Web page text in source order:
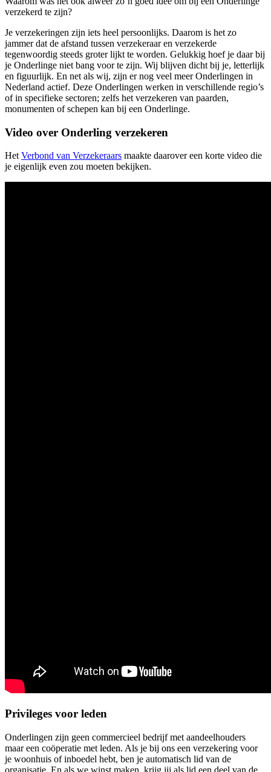
verzekerd te zijn?
Je verzekeringen zijn iets heel persoonlijks. Daarom is het zo
jammer dat de afstand tussen verzekeraar en verzekerde
tegenwoordig steeds groter lijkt te worden. Gelukkig hoef je daar bij
je Onderlinge niet bang voor te zijn. Wij blijven dicht bij je, letterlijk
en figuurlijk. En net als wij, zijn er nog veel meer Onderlingen in
Nederland actief. Deze Onderlingen werken in verschillende regio’s
of in specifieke sectoren; zelfs het verzekeren van paarden,
monumenten of schepen kan bij een Onderlinge.
Video over Onderling verzekeren
Het Verbond van Verzekeraars maakte daarover een korte video die
je eigenlijk even zou moeten bekijken.
Privileges voor leden
Onderlingen zijn geen commercieel bedrijf met aandeelhouders
maar een coöperatie met leden. Als je bij ons een verzekering voor
je woonhuis of inboedel hebt, ben je automatisch lid van de
organisatie. En als we winst maken, krijg jij als lid een deel van de